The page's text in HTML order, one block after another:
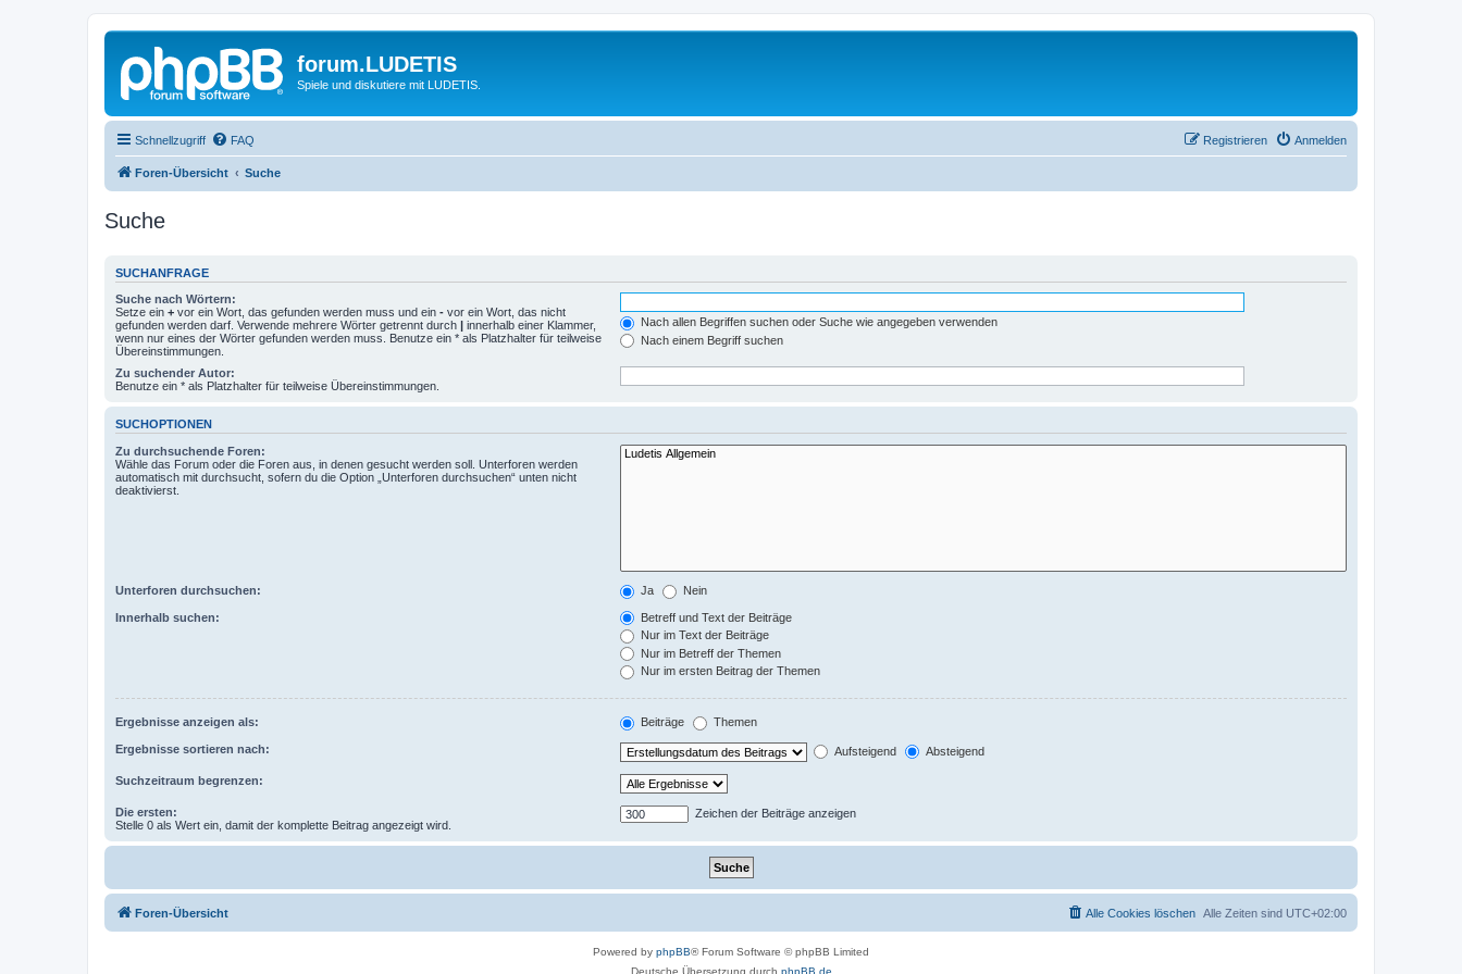
forum.LUDETIS
Spiele und diskutiere mit LUDETIS.
Schnellzugriff FAQ Anmelden
Registrieren
Foren-Übersicht Suche
Suche
SUCHANFRAGE
Suche nach Wörtern:
Setze ein + vor ein Wort, das gefunden werden muss und ein - vor ein Wort, das nicht
gefunden werden darf. Verwende mehrere Wörter getrennt durch | innerhalb einer Klammer,
wenn nur eines der Wörter gefunden werden muss. Benutze ein * als Platzhalter für teilweise
Übereinstimmungen.
Nach allen Begriffen suchen oder Suche wie angegeben verwenden
Nach einem Begriff suchen
Zu suchender Autor:
Benutze ein * als Platzhalter für teilweise Übereinstimmungen.
SUCHOPTIONEN
Zu durchsuchende Foren:
Wähle das Forum oder die Foren aus, in denen gesucht werden soll. Unterforen werden
automatisch mit durchsucht, sofern du die Option „Unterforen durchsuchen“ unten nicht
deaktivierst.
Unterforen durchsuchen: Ja Nein
Innerhalb suchen:
Betreff und Text der Beiträge
Nur im Text der Beiträge
Nur im Betreff der Themen
Nur im ersten Beitrag der Themen
Ergebnisse anzeigen als: Beiträge Themen
Ergebnisse sortieren nach: Aufsteigend Absteigend
Suchzeitraum begrenzen:
Die ersten:
Stelle 0 als Wert ein, damit der komplette Beitrag angezeigt wird.
Zeichen der Beiträge anzeigen
Foren-Übersicht Alle Zeiten sind UTC+02:00
Alle Cookies löschen
Powered by phpBB® Forum Software © phpBB Limited
Deutsche Übersetzung durch phpBB.de